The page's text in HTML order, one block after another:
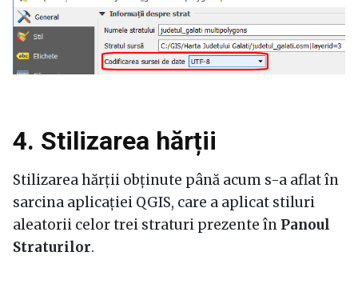
4. Stilizarea hărții
Stilizarea hărții obținute până acum s-a aflat în
sarcina aplicației QGIS, care a aplicat stiluri
aleatorii celor trei straturi prezente în Panoul
Straturilor.